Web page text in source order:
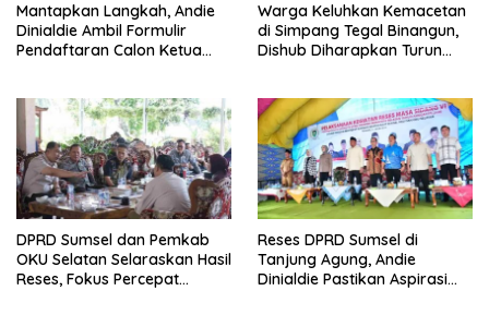
Mantapkan Langkah, Andie
Dinialdie Ambil Formulir
Pendaftaran Calon Ketua
Warga Keluhkan Kemacetan
di Simpang Tegal Binangun,
Dishub Diharapkan Turun
DPRD Sumsel dan Pemkab
OKU Selatan Selaraskan Hasil
Reses, Fokus Percepat
Reses DPRD Sumsel di
Tanjung Agung, Andie
Dinialdie Pastikan Aspirasi